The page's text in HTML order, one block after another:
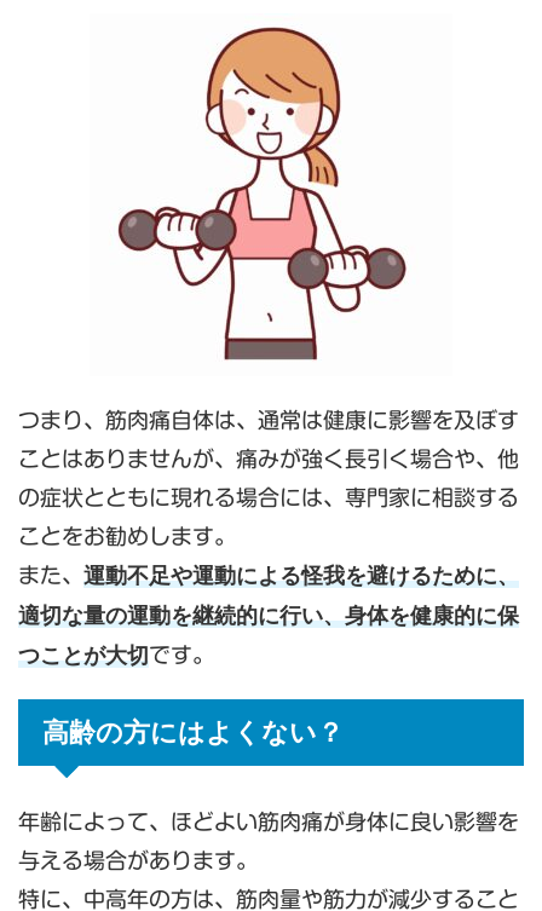
つまり、筋肉痛自体は、通常は健康に影響を及ぼす
ことはありませんが、痛みが強く長引く場合や、他
の症状とともに現れる場合には、専門家に相談する
ことをお勧めします。
また、 運動不足や運動による怪我を避けるために、
適切な量の運動を継続的に行い、身体を健康的に保
つことが大切です。
高齢の方にはよくない？
年齢によって、ほどよい筋肉痛が身体に良い影響を
与える場合があります。
特に、中高年の方は、筋肉量や筋力が減少すること